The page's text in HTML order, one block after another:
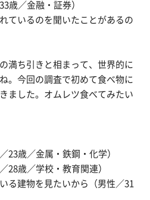
歳／金融・証券）
ているのを聞いたことがあるの
満ち引きと相まって、世界的に
。今回の調査で初めて食べ物に
ました。オムレツ食べてみたい
23歳／金属・鉄鋼・化学）
28歳／学校・教育関連）
る建物を見たいから（男性／31